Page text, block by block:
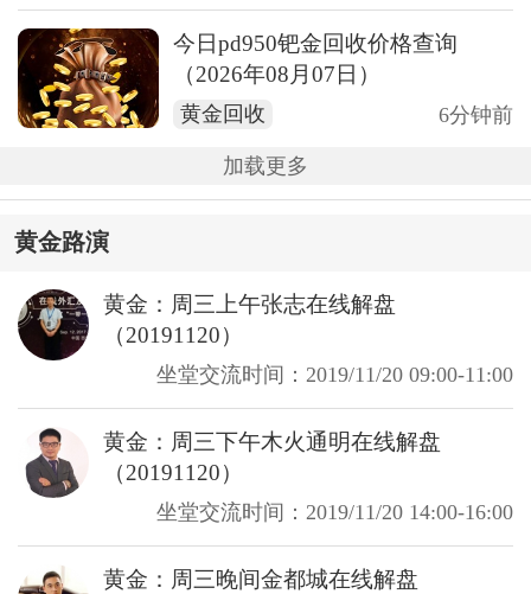
今日pd950钯金回收价格查询
（2026年08月07日）
黄金回收 6分钟前
加载更多
黄金路演
黄金：周三上午张志在线解盘
（20191120）
坐堂交流时间：2019/11/20 09:00-11:00
黄金：周三下午木火通明在线解盘
（20191120）
坐堂交流时间：2019/11/20 14:00-16:00
黄金：周三晚间金都城在线解盘